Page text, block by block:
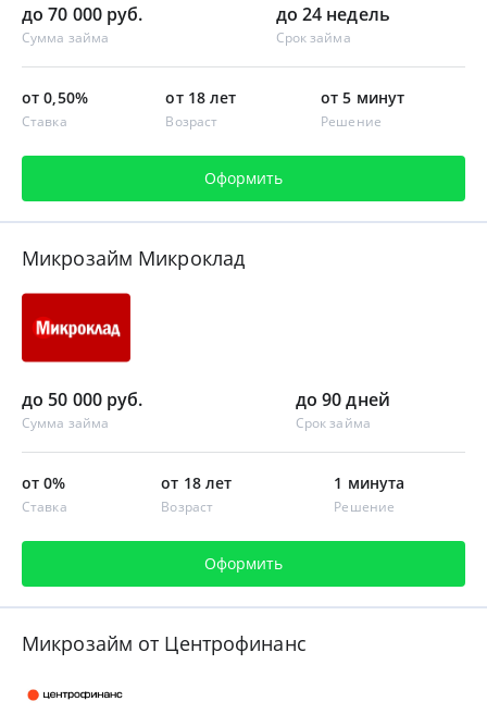
до 70 000 руб.
Сумма займа
до 24 недель
Срок займа
от 0,50%
Ставка
от 18 лет
Возраст
от 5 минут
Решение
Оформить
Микрозайм Микроклад
до 50 000 руб.
Сумма займа
до 90 дней
Срок займа
от 0%
Ставка
от 18 лет
Возраст
1 минута
Решение
Оформить
Микрозайм от Центрофинанс